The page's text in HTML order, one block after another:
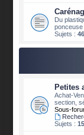
Du
Sujets :
Petites
Achat-
section,
Sous-
Sujets :